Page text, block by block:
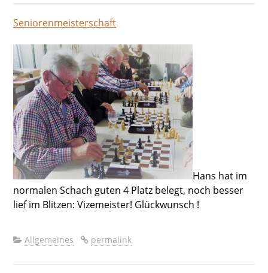
Seniorenmeisterschaft
Hans hat im
normalen Schach guten 4 Platz belegt, noch besser
lief im Blitzen: Vizemeister! Glückwunsch !
Allgemeines permalink